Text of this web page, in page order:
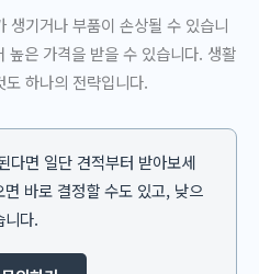
생기거나 부품이 손상될 수 있습니
높은 가격을 받을 수 있습니다. 생활
하나의 전략입니다.
다면 일단 견적부터 받아보세
바로 결정할 수도 있고, 낮으
니다.